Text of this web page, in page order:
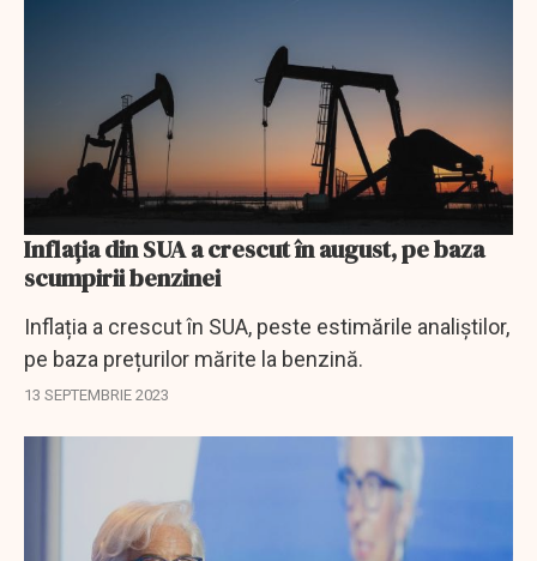
Inflația din SUA a crescut în august, pe baza
scumpirii benzinei
Inflația a crescut în SUA, peste estimările analiștilor,
pe baza prețurilor mărite la benzină.
13 SEPTEMBRIE 2023